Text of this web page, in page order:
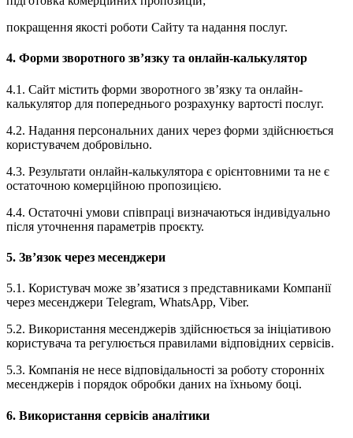
покращення якості роботи Сайту та надання послуг.
4. Форми зворотного зв’язку та онлайн-калькулятор
4.1. Сайт містить форми зворотного зв’язку та онлайн-
калькулятор для попереднього розрахунку вартості послуг.
4.2. Надання персональних даних через форми здійснюється
користувачем добровільно.
4.3. Результати онлайн-калькулятора є орієнтовними та не є
остаточною комерційною пропозицією.
4.4. Остаточні умови співпраці визначаються індивідуально
після уточнення параметрів проєкту.
5. Зв’язок через месенджери
5.1. Користувач може зв’язатися з представниками Компанії
через месенджери Telegram, WhatsApp, Viber.
5.2. Використання месенджерів здійснюється за ініціативою
користувача та регулюється правилами відповідних сервісів.
5.3. Компанія не несе відповідальності за роботу сторонніх
месенджерів і порядок обробки даних на їхньому боці.
6. Використання сервісів аналітики